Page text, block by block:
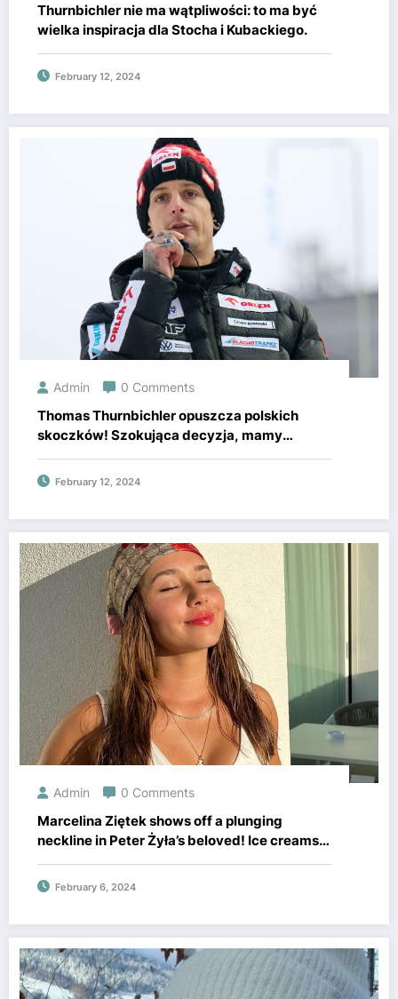
Thurnbichler nie ma wątpliwości: to ma być
wielka inspiracja dla Stocha i Kubackiego.
February 12, 2024
Admin 0 Comments
Thomas Thurnbichler opuszcza polskich
skoczków! Szokująca decyzja, mamy
szczegóły
February 12, 2024
Admin 0 Comments
Marcelina Ziętek shows off a plunging
neckline in Peter Żyła’s beloved! Ice creams
melt from Marcelina Ziętek’s hot photo, it’s a
must-see!
February 6, 2024